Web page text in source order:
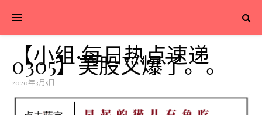
【小组·每日热点速递
0305】美股又爆了。。
2020年3月5日